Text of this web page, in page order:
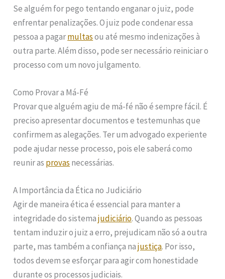
Se alguém for pego tentando enganar o juiz, pode
enfrentar penalizações. O juiz pode condenar essa
pessoa a pagarmultasou até mesmo indenizações à
outra parte. Além disso, pode ser necessário reiniciar o
processo com um novo julgamento.
Como Provar a Má-Fé
Provar que alguém agiu de má-fé não é sempre fácil. É
preciso apresentar documentos e testemunhas que
confirmem as alegações. Ter um advogado experiente
pode ajudar nesse processo, pois ele saberá como
reunir as provas necessárias.
A Importância da Ética no Judiciário
Agir de maneira ética é essencial para manter a
integridade do sistemajudiciário. Quando as pessoas
tentam induzir o juiz a erro, prejudicam não só a outra
parte, mas também a confiança najustiça. Por isso,
todos devem se esforçar para agir com honestidade
durante os processos judiciais.